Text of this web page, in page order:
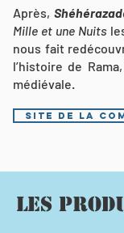
Après,
Mille et une Nuits
nous fait
l’histoire de
médiévale.
Site de la
Les